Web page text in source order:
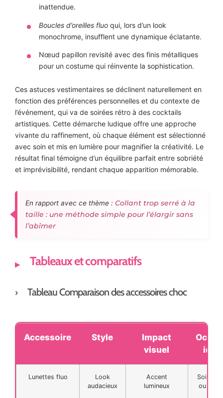
inattendue.
Boucles d’oreilles fluo qui, lors d’un look
monochrome, insufflent une dynamique éclatante.
Nœud papillon revisité avec des finis métalliques
pour un costume qui réinvente la sophistication.
Ces astuces vestimentaires se déclinent naturellement en
fonction des préférences personnelles et du contexte de
l’événement, qui va de soirées rétro à des cocktails
artistiques. Cette démarche ludique offre une approche
vivante du raffinement, où chaque élément est sélectionné
avec soin et mis en lumière pour magnifier la créativité. Le
résultat final témoigne d’un équilibre parfait entre sobriété
et imprévisibilité, rendant chaque apparition mémorable.
En rapport avec ce thème : Collant trop serré à la
taille : une méthode simple pour l’élargir sans
l’abîmer
Tableaux et comparatifs
Tableau Comparaison des accessoires choc
Accessoire Style
Impact
visuel
Lunettes fluo
Look
audacieux
Accent
lumineux
Soirée
ou